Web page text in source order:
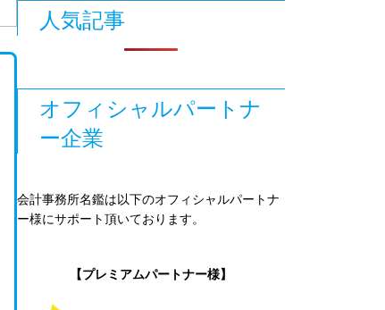
人気記事
オフィシャルパートナ
ー企業
会計事務所名鑑は以下のオフィシャルパートナ
ー様にサポート頂いております。
【プレミアムパートナー様】